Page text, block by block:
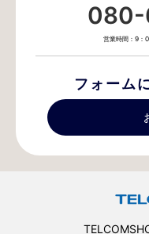
080-
営業時間：9：
フォーム